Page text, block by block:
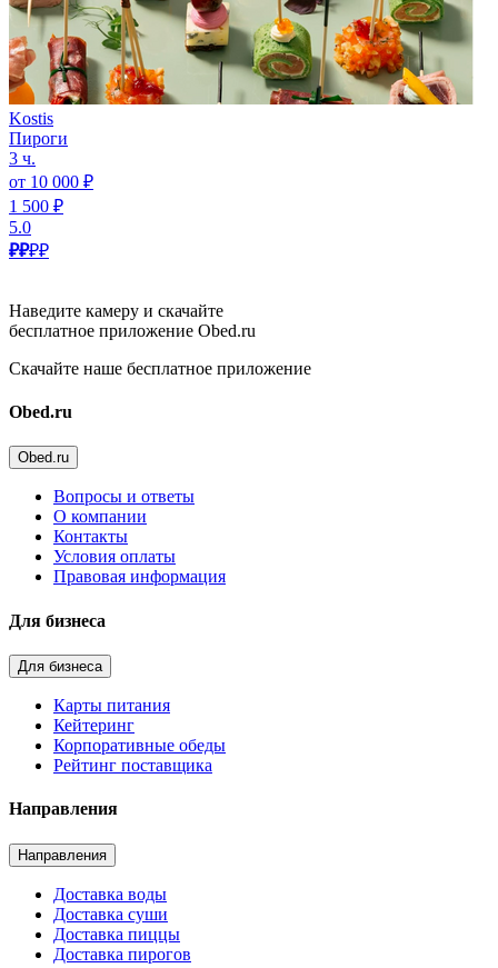
Kostis
Пироги
3 ч.
от 10 000 ₽
1 500 ₽
5.0
₽₽₽₽
Наведите камеру и скачайте
бесплатное приложение Obed.ru
Скачайте наше бесплатное приложение
Obed.ru
Obed.ru
Вопросы и ответы
О компании
Контакты
Условия оплаты
Правовая информация
Для бизнеса
Для бизнеса
Карты питания
Кейтеринг
Корпоративные обеды
Рейтинг поставщика
Направления
Направления
Доставка воды
Доставка суши
Доставка пиццы
Доставка пирогов